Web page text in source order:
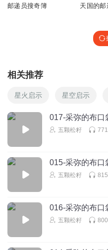
邮递员搜奇簿 天国的邮
相关推荐
星火启示 星空启示
017-采弥的布口
五颗松籽 771
015-采弥的布口
五颗松籽 815
016-采弥的布口
五颗松籽 800